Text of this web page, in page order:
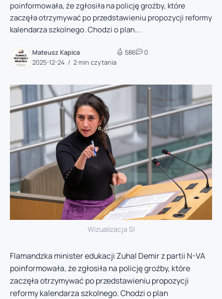
poinformowała, że zgłosiła na policję groźby, które
zaczęła otrzymywać po przedstawieniu propozycji reformy
kalendarza szkolnego. Chodzi o plan...
Mateusz Kapica
2025-12-24
2 min czytania
586 0
Wizualizacja SI
Flamandzka minister edukacji Zuhal Demir z partii N-VA
poinformowała, że zgłosiła na policję groźby, które
zaczęła otrzymywać po przedstawieniu propozycji
reformy kalendarza szkolnego. Chodzi o plan